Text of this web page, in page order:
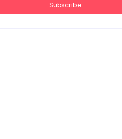
Subscribe